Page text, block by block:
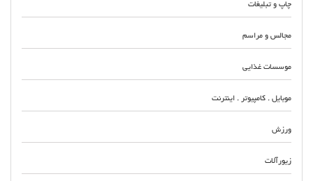
چاپ و تبلیغات
مجالس و مراسم
موسسات غذایی
موبایل . کامپیوتر . اینترنت
ورزش
زیورآلات